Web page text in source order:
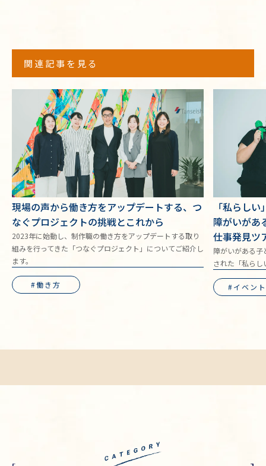
関連記事を見る
現場の声から働き方をアップデートする、つ
なぐプロジェクトの挑戦とこれから
2023年に始動し、制作職の働き方をアップデートする取り
組みを行ってきた「つなぐプロジェクト」についてご紹介し
ます。
働き方
「私らし
障がいがあ
仕事発見ツ
障がいがある
された「私ら
イベン